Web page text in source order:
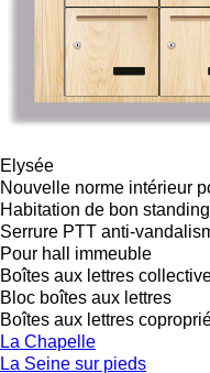
Elysée
Nouvelle norme intérieur
Habitation de bon
Serrure PTT anti-
Pour hall immeuble
Boîtes aux lettres
Bloc boîtes aux lettres
Boîtes aux lettres
La Chapelle
La Seine sur pieds